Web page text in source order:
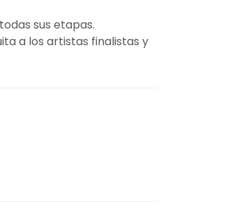
sus etapas.
a los artistas finalistas y